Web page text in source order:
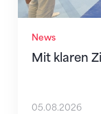
News
Mit klaren
05.08.2026